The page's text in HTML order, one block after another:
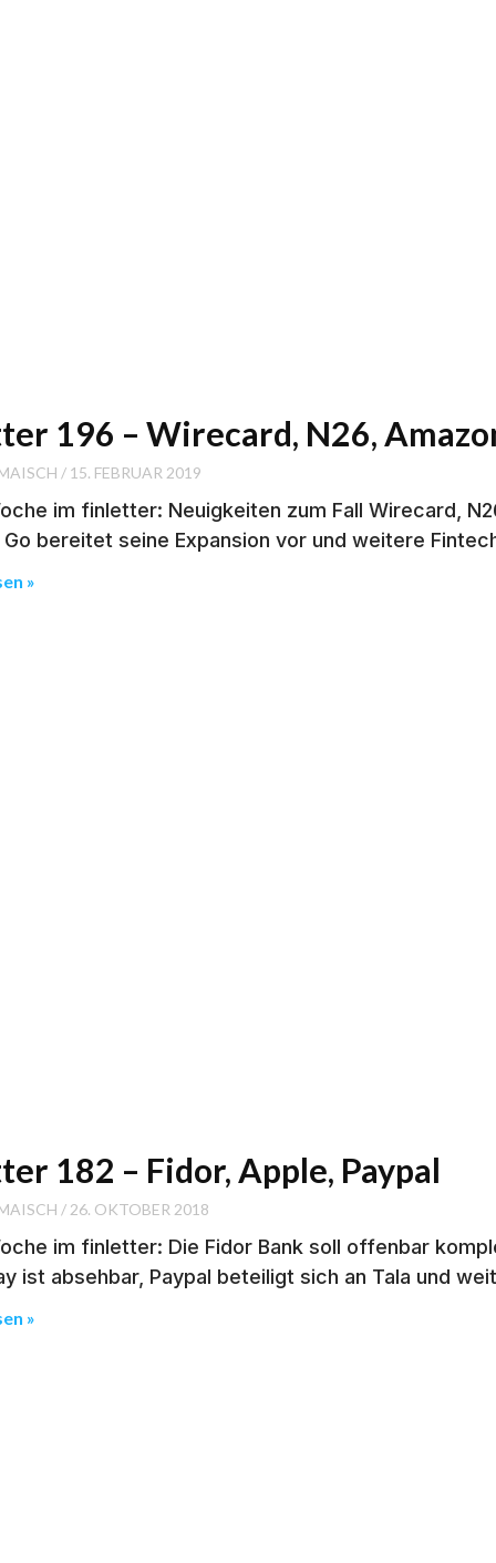
196 – Wirecard, N26,
15. FEBRUAR 2019
im finletter: Neuigkeiten zum Fall Wirecard,
Go bereitet seine Expansion vor und weitere
»
182 – Fidor, Apple, Paypal
26. OKTOBER 2018
im finletter: Die Fidor Bank soll offenbar
ist absehbar, Paypal beteiligt sich an Tala und
»